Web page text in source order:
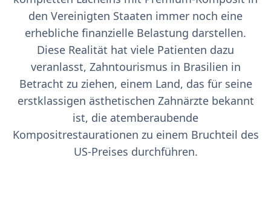
den Vereinigten Staaten immer noch eine
erhebliche finanzielle Belastung darstellen.
Diese Realität hat viele Patienten dazu
veranlasst, Zahntourismus in Brasilien in
Betracht zu ziehen, einem Land, das für seine
erstklassigen ästhetischen Zahnärzte bekannt
ist, die atemberaubende
Kompositrestaurationen zu einem Bruchteil des
US-Preises durchführen.